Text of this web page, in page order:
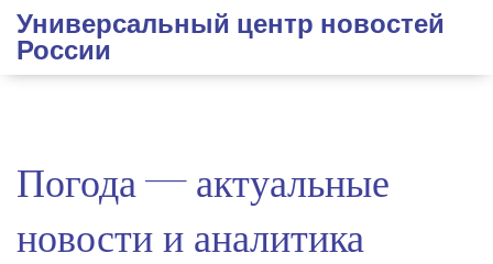
Универсальный центр новостей
России
Погода — актуальные
новости и аналитика